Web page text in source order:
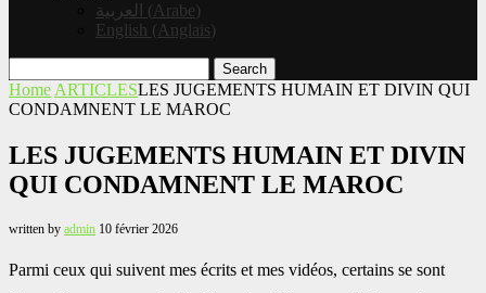
العربية
( Arabe )
English ( Anglais )
Search
Home ARTICLESLES JUGEMENTS HUMAIN ET DIVIN QUI
CONDAMNENT LE MAROC
LES JUGEMENTS HUMAIN ET DIVIN
QUI CONDAMNENT LE MAROC
written by admin 10 février 2026
Parmi ceux qui suivent mes écrits et mes vidéos, certains se sont